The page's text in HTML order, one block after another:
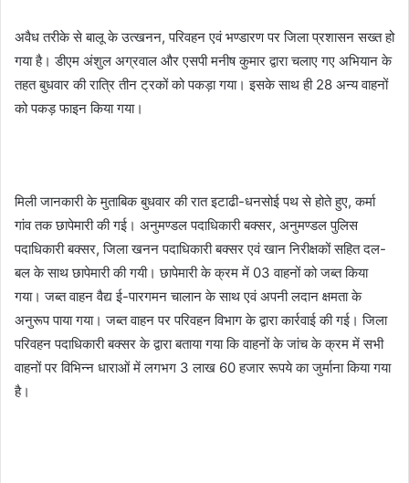
l
अवैध तरीके से बालू के उत्खनन, परिवहन एवं भण्डारण पर जिला प्रशासन सख्त हो
गया है। डीएम अंशुल अग्रवाल और एसपी मनीष कुमार द्वारा चलाए गए अभियान के
तहत बुधवार की रात्रि तीन ट्रकों को पकड़ा गया। इसके साथ ही 28 अन्य वाहनों
को पकड़ फाइन किया गया।
मिली जानकारी के मुताबिक बुधवार की रात इटाढी-धनसोई पथ से होते हुए, कर्मा
गांव तक छापेमारी की गई। अनुमण्डल पदाधिकारी बक्सर, अनुमण्डल पुलिस
पदाधिकारी बक्सर, जिला खनन पदाधिकारी बक्सर एवं खान निरीक्षकों सहित दल-
बल के साथ छापेमारी की गयी। छापेमारी के क्रम में 03 वाहनों को जब्त किया
गया। जब्त वाहन वैद्य ई-पारगमन चालान के साथ एवं अपनी लदान क्षमता के
अनुरूप पाया गया। जब्त वाहन पर परिवहन विभाग के द्वारा कार्रवाई की गई। जिला
परिवहन पदाधिकारी बक्सर के द्वारा बताया गया कि वाहनों के जांच के क्रम में सभी
वाहनों पर विभिन्न धाराओं में लगभग 3 लाख 60 हजार रूपये का जुर्माना किया गया
है।